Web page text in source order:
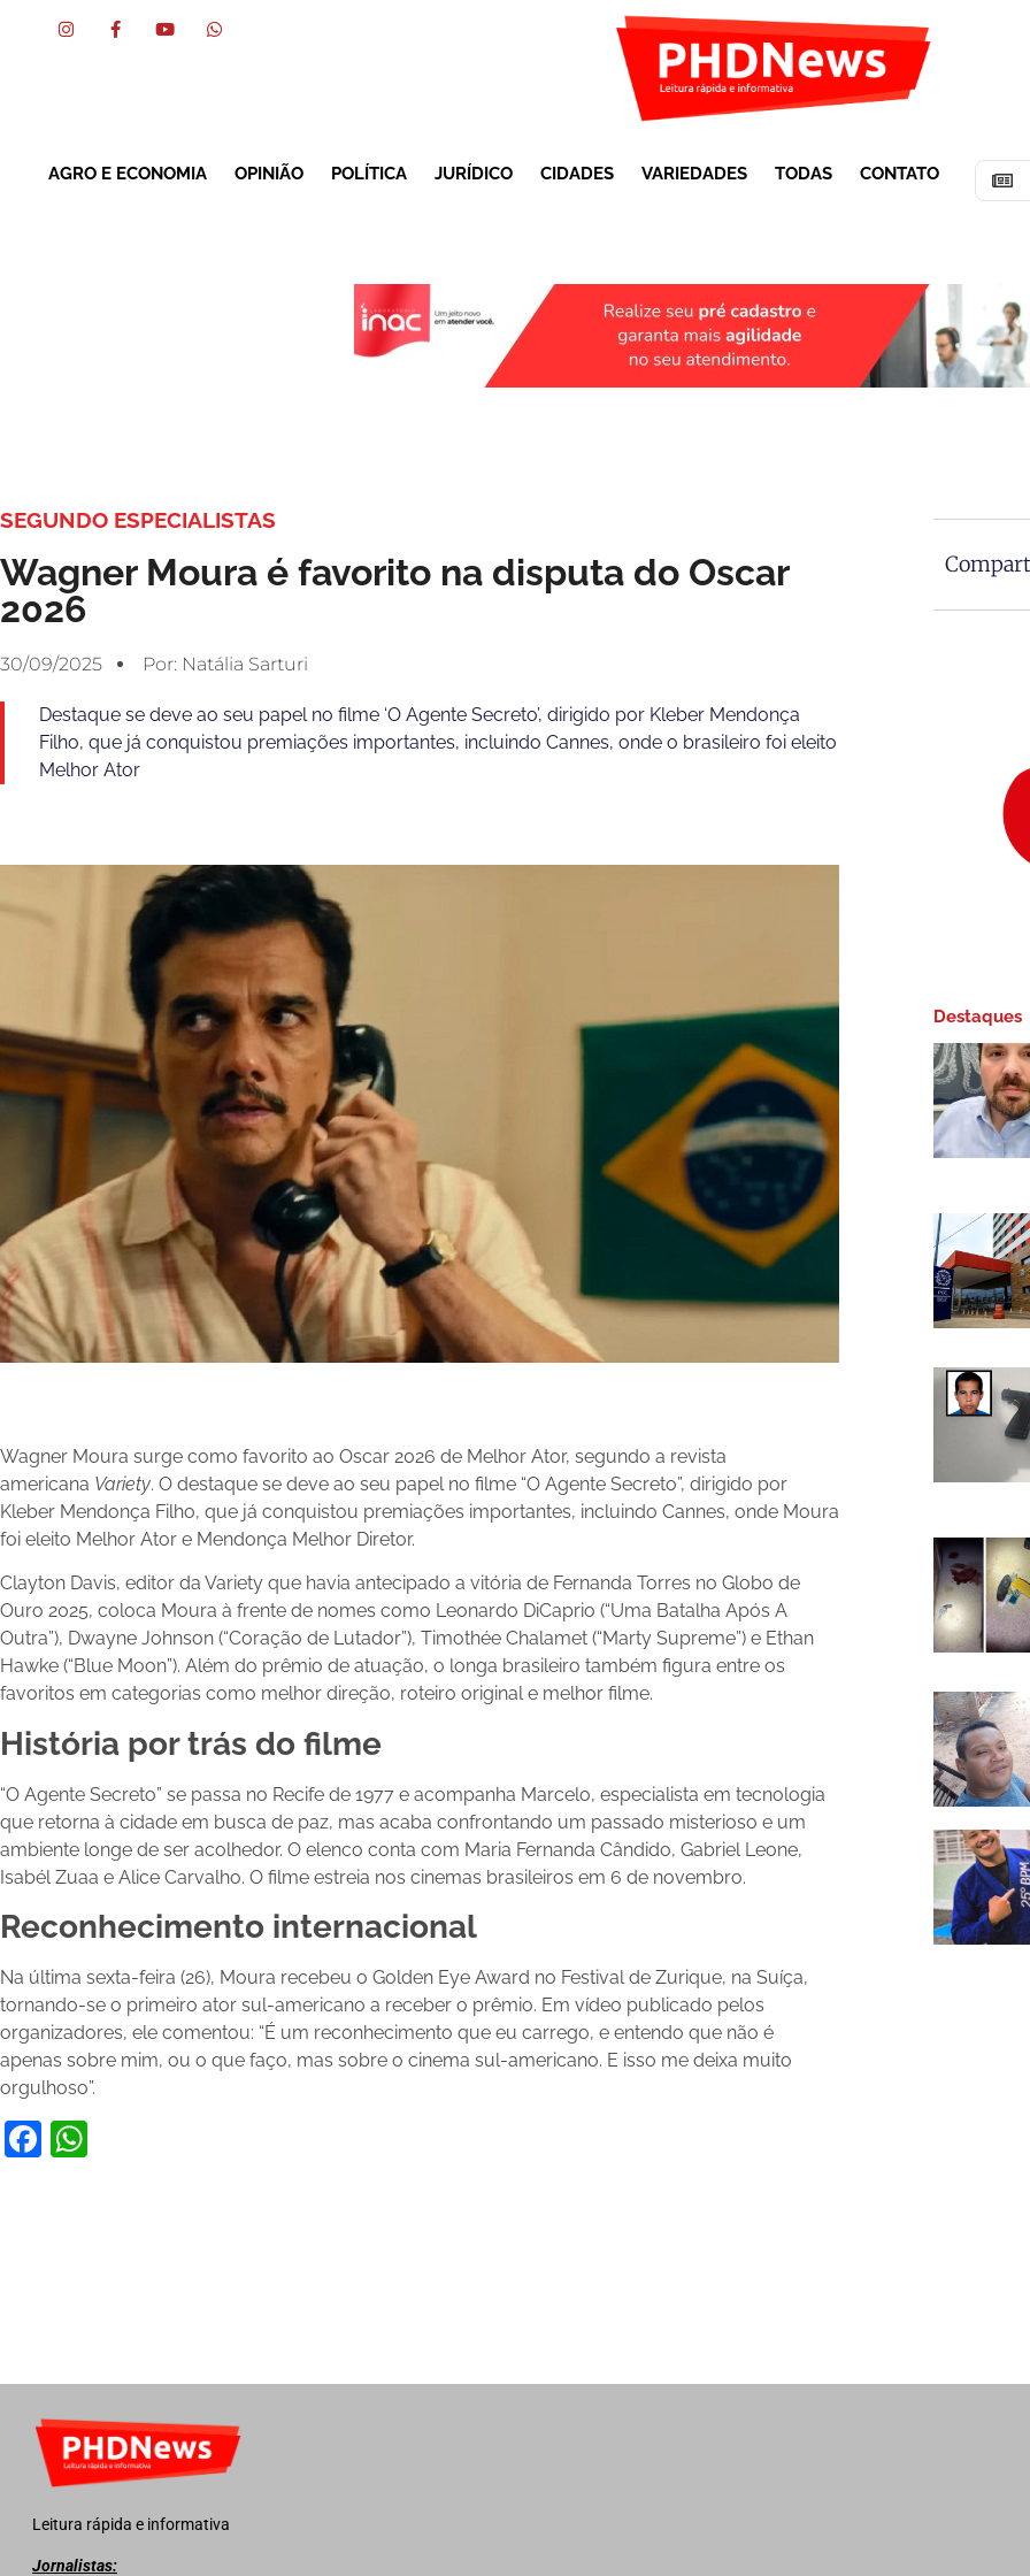
AGRO E ECONOMIA OPINIÃO POLÍTICA JURÍDICO CIDADES VARIEDADES TODAS CONTATO
SEGUNDO ESPECIALISTAS
Wagner Moura é favorito na disputa do Oscar
2026
30/09/2025 Por: Natália Sarturi
Destaque se deve ao seu papel no filme ‘O Agente Secreto’, dirigido por Kleber Mendonça
Filho, que já conquistou premiações importantes, incluindo Cannes, onde o brasileiro foi eleito
Melhor Ator
Wagner Moura surge como favorito ao Oscar 2026 de Melhor Ator, segundo a revista
americana Variety. O destaque se deve ao seu papel no filme “O Agente Secreto”, dirigido por
Kleber Mendonça Filho, que já conquistou premiações importantes, incluindo Cannes, onde Moura
foi eleito Melhor Ator e Mendonça Melhor Diretor.
Clayton Davis, editor da Variety que havia antecipado a vitória de Fernanda Torres no Globo de
Ouro 2025, coloca Moura à frente de nomes como Leonardo DiCaprio (“Uma Batalha Após A
Outra”), Dwayne Johnson (“Coração de Lutador”), Timothée Chalamet (“Marty Supreme”) e Ethan
Hawke (“Blue Moon”). Além do prêmio de atuação, o longa brasileiro também figura entre os
favoritos em categorias como melhor direção, roteiro original e melhor filme.
História por trás do filme
“O Agente Secreto” se passa no Recife de 1977 e acompanha Marcelo, especialista em tecnologia
que retorna à cidade em busca de paz, mas acaba confrontando um passado misterioso e um
ambiente longe de ser acolhedor. O elenco conta com Maria Fernanda Cândido, Gabriel Leone,
Isabél Zuaa e Alice Carvalho. O filme estreia nos cinemas brasileiros em 6 de novembro.
Reconhecimento internacional
Na última sexta-feira (26), Moura recebeu o Golden Eye Award no Festival de Zurique, na Suíça,
tornando-se o primeiro ator sul-americano a receber o prêmio. Em vídeo publicado pelos
organizadores, ele comentou: “É um reconhecimento que eu carrego, e entendo que não é
apenas sobre mim, ou o que faço, mas sobre o cinema sul-americano. E isso me deixa muito
orgulhoso”.
Facebook
Destaques
Leitura rápida e informativa
Jornalistas: